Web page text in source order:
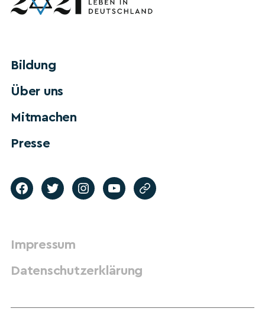
Bildung
Über uns
Mitmachen
Presse
Impressum
Datenschutzerklärung